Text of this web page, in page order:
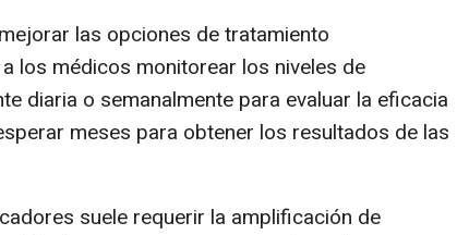
las opciones de tratamiento
los médicos monitorear los niveles de
diaria o semanalmente para evaluar la eficacia
meses para obtener los resultados de las
suele requerir la amplificación de